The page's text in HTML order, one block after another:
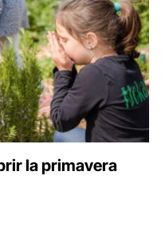
la primavera